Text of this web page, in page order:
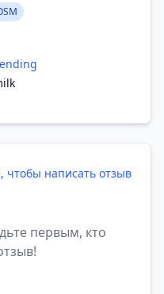
чтобы написать отзыв
первым, кто